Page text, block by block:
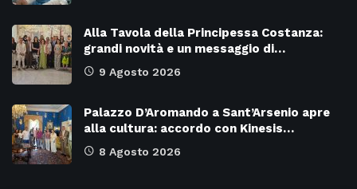
Alla Tavola della Principessa Costanza:
grandi novità e un messaggio di…
9 Agosto 2026
Palazzo D’Aromando a Sant’Arsenio apre
alla cultura: accordo con Kinesis…
8 Agosto 2026